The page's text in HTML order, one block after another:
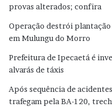
provas alterados; confira
Operação destrói
em Mulungu do Morro
Prefeitura de Ipecaetá é
alvarás de táxis
Após sequência de
trafegam pela BA-120,